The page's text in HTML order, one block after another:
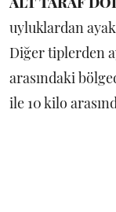
uyluklardan
Diğer tiplerden
arasındaki
ile 10 kilo